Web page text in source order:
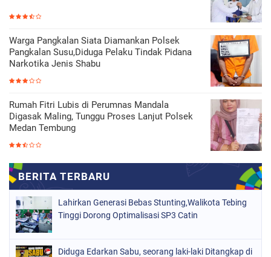
Warga Pangkalan Siata Diamankan Polsek
Pangkalan Susu,Diduga Pelaku Tindak Pidana
Narkotika Jenis Shabu
Rumah Fitri Lubis di Perumnas Mandala
Digasak Maling, Tunggu Proses Lanjut Polsek
Medan Tembung
Lahirkan Generasi Bebas Stunting,Walikota Tebing
Tinggi Dorong Optimalisasi SP3 Catin
Diduga Edarkan Sabu, seorang laki-laki Ditangkap di